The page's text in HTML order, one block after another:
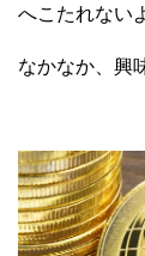
へこたれない
なかなか、興